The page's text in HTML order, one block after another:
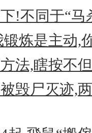
!不同于“马
炼是主动,
法,瞎按不
毁尸灭迹,